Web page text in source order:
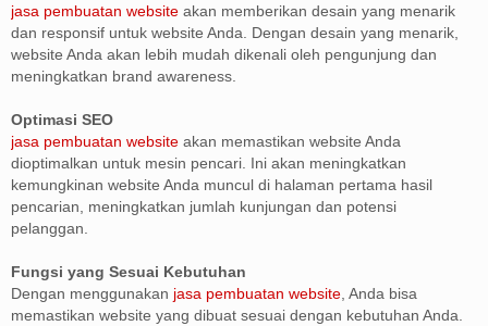
jasa pembuatan website akan memberikan desain yang menarik
dan responsif untuk website Anda. Dengan desain yang menarik,
website Anda akan lebih mudah dikenali oleh pengunjung dan
meningkatkan brand awareness.
Optimasi SEO
jasa pembuatan website akan memastikan website Anda
dioptimalkan untuk mesin pencari. Ini akan meningkatkan
kemungkinan website Anda muncul di halaman pertama hasil
pencarian, meningkatkan jumlah kunjungan dan potensi
pelanggan.
Fungsi yang Sesuai Kebutuhan
Dengan menggunakan jasa pembuatan website , Anda bisa
memastikan website yang dibuat sesuai dengan kebutuhan Anda.